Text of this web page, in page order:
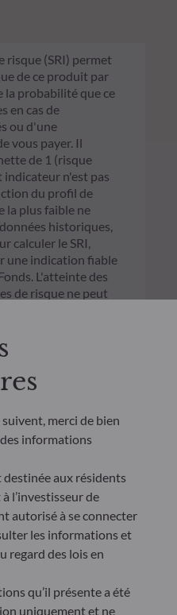
risque (SRI) permet
de ce produit par
la probabilité que ce
en cas de
ou d'une
vous payer. Il
de 1 (risque
indicateur n'est pas
du profil de
la plus faible ne
historiques,
calculer le SRI,
une indication fiable
L'atteinte des
de risque ne peut
SAS*
merci de bien
informations
aux résidents
l’investisseur de
autorisé à se connecter
les informations et
regard des lois en
qu’il présente a été
uniquement et ne